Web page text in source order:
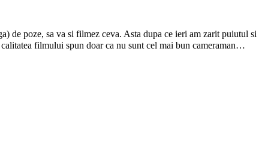
de poze, sa va si filmez ceva. Asta dupa ce ieri am zarit puiutul si
filmului spun doar ca nu sunt cel mai bun cameraman…